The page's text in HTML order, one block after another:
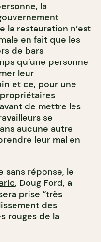
la
la restauration n’est
en fait que les
de bars
qu’une personne
leur
et ce, pour une
de mettre les
se
aucune autre
leur mal en
sans réponse, le
, Doug Ford, a
prise “très
des
rouges de la